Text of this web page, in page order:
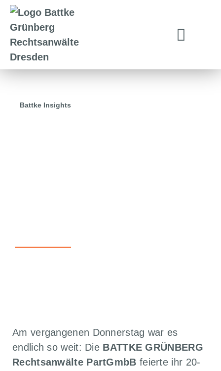
Battke Insights
Am vergangenen Donnerstag war es
endlich so weit: Die BATTKE GRÜNBERG
Rechtsanwälte PartGmbB feierte ihr 20-